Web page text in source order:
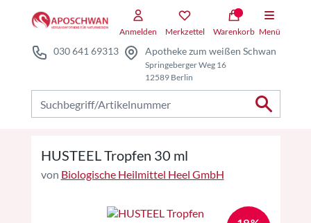
Anmelden Merkzettel Warenkorb Menü
030 641 69313 Apotheke zum weißen Schwan
Springeberger Weg 16
12589 Berlin
HUSTEEL Tropfen 30 ml
von Biologische Heilmittel Heel GmbH